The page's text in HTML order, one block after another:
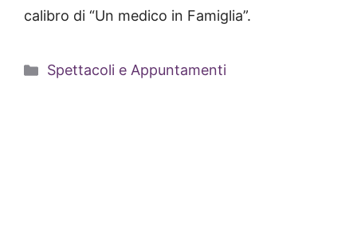
calibro di “Un medico in Famiglia”.
Categorie
Spettacoli e Appuntamenti